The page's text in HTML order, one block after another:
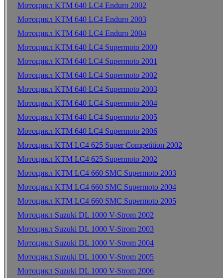
Мотоцикл KTM 640 LC4 Enduro 2002
Мотоцикл KTM 640 LC4 Enduro 2003
Мотоцикл KTM 640 LC4 Enduro 2004
Мотоцикл KTM 640 LC4 Supermoto 2000
Мотоцикл KTM 640 LC4 Supermoto 2001
Мотоцикл KTM 640 LC4 Supermoto 2002
Мотоцикл KTM 640 LC4 Supermoto 2003
Мотоцикл KTM 640 LC4 Supermoto 2004
Мотоцикл KTM 640 LC4 Supermoto 2005
Мотоцикл KTM 640 LC4 Supermoto 2006
Мотоцикл KTM LC4 625 Super Competition 2002
Мотоцикл KTM LC4 625 Supermoto 2002
Мотоцикл KTM LC4 660 SMC Supermoto 2003
Мотоцикл KTM LC4 660 SMC Supermoto 2004
Мотоцикл KTM LC4 660 SMC Supermoto 2005
Мотоцикл Suzuki DL 1000 V-Strom 2002
Мотоцикл Suzuki DL 1000 V-Strom 2003
Мотоцикл Suzuki DL 1000 V-Strom 2004
Мотоцикл Suzuki DL 1000 V-Strom 2005
Мотоцикл Suzuki DL 1000 V-Strom 2006